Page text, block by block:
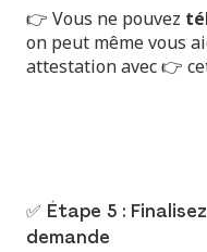
👉 Vous ne pouvez
on peut même vous
attestation avec 👉
✅ Étape 5 :
demande